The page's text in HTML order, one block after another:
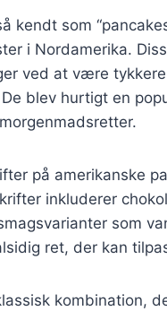
kendt som
i Nordamerika.
ved at være
blev hurtigt en
på amerikanske
inkluderer
som
ret, der kan
kombination,